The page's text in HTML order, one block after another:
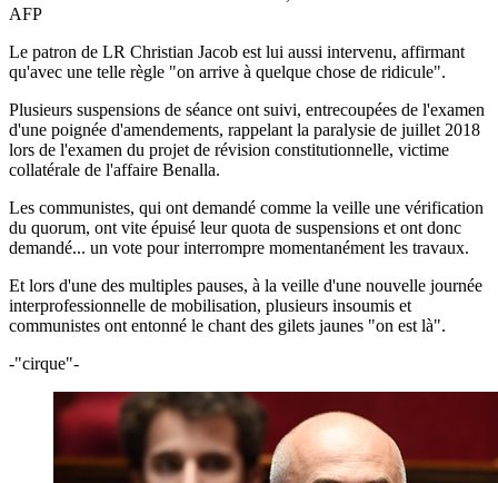
AFP
Le patron de LR Christian Jacob est lui aussi intervenu, affirmant
qu'avec une telle règle "on arrive à quelque chose de ridicule".
Plusieurs suspensions de séance ont suivi, entrecoupées de l'examen
d'une poignée d'amendements, rappelant la paralysie de juillet 2018
lors de l'examen du projet de révision constitutionnelle, victime
collatérale de l'affaire Benalla.
Les communistes, qui ont demandé comme la veille une vérification
du quorum, ont vite épuisé leur quota de suspensions et ont donc
demandé... un vote pour interrompre momentanément les travaux.
Et lors d'une des multiples pauses, à la veille d'une nouvelle journée
interprofessionnelle de mobilisation, plusieurs insoumis et
communistes ont entonné le chant des gilets jaunes "on est là".
-"cirque"-